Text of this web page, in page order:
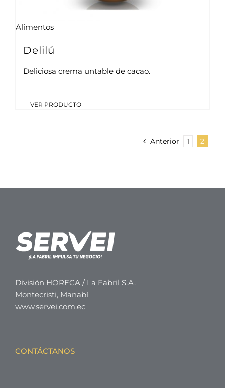
Alimentos
Delilú
Deliciosa crema untable de cacao.
VER PRODUCTO
Anterior 1 2
División HORECA / La Fabril S.A.
Montecristi, Manabí
www.servei.com.ec
CONTÁCTANOS